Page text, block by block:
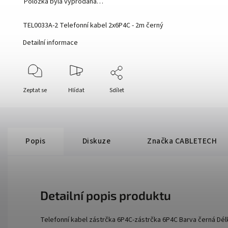
TEL0033A-2 Telefonní kabel 2x6P4C - 2m černý
Detailní informace
Zeptat se Hlídat Sdílet
Popis Diskuze Značka CABLETECH
Detailní popis produktu
Telefonní kabel zástrčka 6P4C-zástrčka 6P4C Barva černá